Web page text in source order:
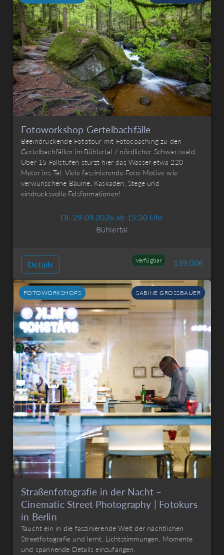
Fotoworkshop Gertelbachfälle
Beeindruckende Fototour mit Fotocoaching zu den
Gertelbachfällen im Bühlertal / nördlicher Schwarzwald.
Über 15 Fallstufen stürzt hier das Wasser etwa 220
Meter ins Tal. Viele faszinierende Foto-Motive wie
verwunschene Bäume, Kaskaden, Stege und
eindrucksvolle Felsformationen!
Di. 29.09.2026 ab 15:30 Uhr
Bühlertal
Details Verfügbar 139,00€
FOTOWORKSHOPS SABINE GROSSBAUER
Straßenfotografie in der Nacht –
Cinematic Street Photography | Fotokurs
in Berlin
Taucht ein in die faszinierende Welt der nächtlichen
Streetfotografie und lernt, Lichtstimmungen, Momente
und spannende Details einzufangen.